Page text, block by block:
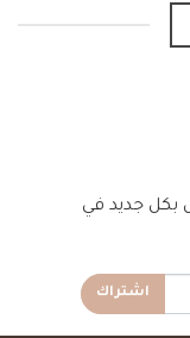
بكل جديد في
اشتراك